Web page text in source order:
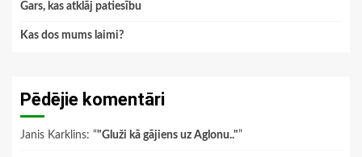
Gars, kas atklāj patiesību
Kas dos mums laimi?
Pēdējie komentāri
Janis Karklins: “"Gluži kā gājiens uz Aglonu.."”